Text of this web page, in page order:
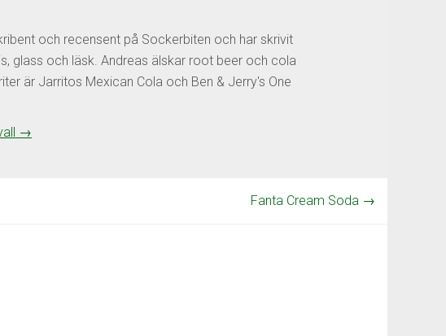
och recensent på Sockerbiten och har skrivit
glass och läsk. Andreas älskar root beer och cola
är Jarritos Mexican Cola och Ben & Jerry's One
→
Fanta Cream Soda →